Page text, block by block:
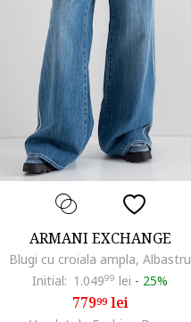
ARMANI EXCHANGE
Blugi cu croiala ampla, Albastru
Initial: 1.04999 lei - 25%
77999lei